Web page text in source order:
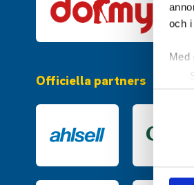
och
Med
Ta
Officiella partners